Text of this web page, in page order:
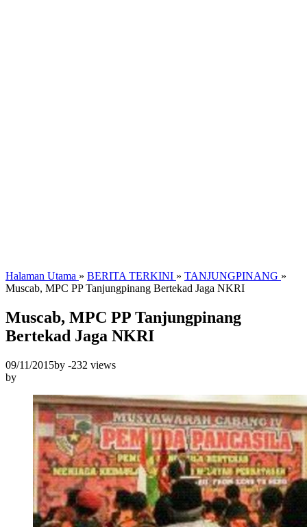
Halaman Utama » BERITA TERKINI » TANJUNGPINANG »
Muscab, MPC PP Tanjungpinang Bertekad Jaga NKRI
Muscab, MPC PP Tanjungpinang
Bertekad Jaga NKRI
09/11/2015by -232 views
by